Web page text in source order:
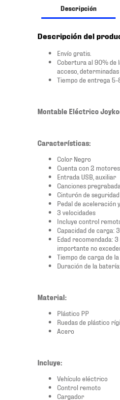
Descripción
Descripción del
Envío gratis.
Cobertura al 90% de
acceso,
Tiempo de entrega 5-
Montable Eléctrico
Características:
Color Negro
Cuenta con 2 motores
Entrada USB, auxiliar
Canciones
Cinturón de seguridad
Pedal de aceleración
3 velocidades
Incluye control
Capacidad de carga:
Edad recomendada:
importante no
Tiempo de carga de
Duración de la
Material:
Plástico PP
Ruedas de plástico
Acero
Incluye:
Vehículo eléctrico
Control remoto
Cargador